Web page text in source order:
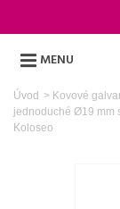
MENU
Úvod > Kovové
jednoduché Ø19 mm
Koloseo